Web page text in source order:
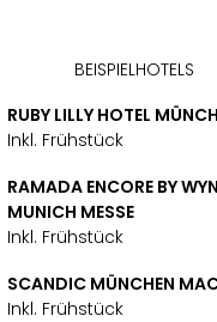
BEISPIELHOTELS
RUBY LILLY HOTEL
Inkl. Frühstück
RAMADA ENCORE BY
MUNICH MESSE
Inkl. Frühstück
SCANDIC MÜNCHEN
Inkl. Frühstück